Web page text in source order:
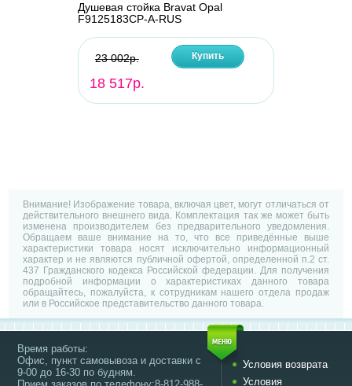
Душевая стойка Bravat Opal
F9125183CP-A-RUS
23 002р.
18 517р.
Купить
Внимание! Изображение товара, включая цвет, могут отличаться от
действительного внешнего вида. Комплектация так же может быть
изменена производителем без предварительного уведомления.
Обращаем ваше внимание на то, что все приведённые выше
характеристики товара носят исключительно информационный
характер и не являются публичной офертой, определенной п.2 ст.
437 Гражданского кодекса Российской федерации. Для получения
подробной информации о характеристиках данного товара
обращайтесь, пожалуйста, к сотрудникам нашего отдела продаж
или в Российское представительство данного товара.
Время работы:
Офис, пункт самовывоза и доставки с
9-00 до 16-30 по будням.
Прием заказов по телефону:8-812-988-
Условия возврата
Условия